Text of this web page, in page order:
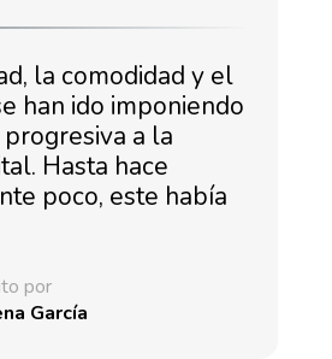
la comodidad y el
han ido imponiendo
a la
Hasta hace
poco, este había
por
García